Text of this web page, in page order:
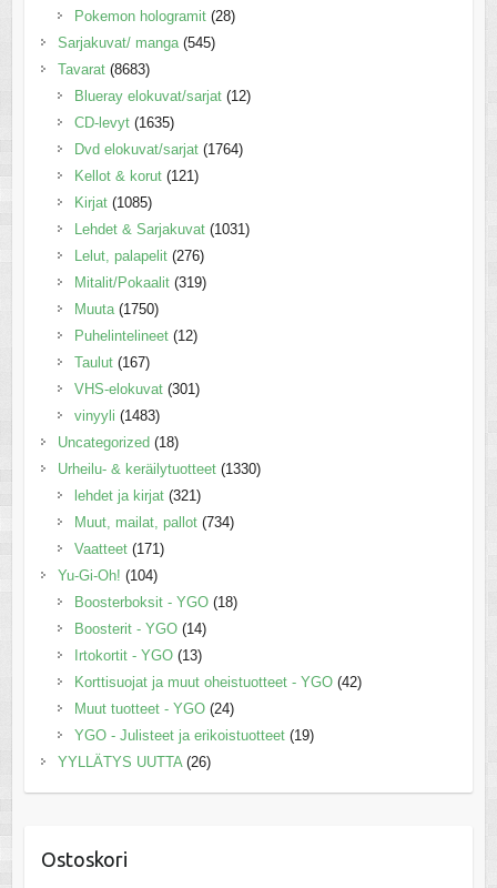
Pokemon hologramit (28)
Sarjakuvat/ manga (545)
Tavarat (8683)
Blueray elokuvat/sarjat (12)
CD-levyt (1635)
Dvd elokuvat/sarjat (1764)
Kellot & korut (121)
Kirjat (1085)
Lehdet & Sarjakuvat (1031)
Lelut, palapelit (276)
Mitalit/Pokaalit (319)
Muuta (1750)
Puhelintelineet (12)
Taulut (167)
VHS-elokuvat (301)
vinyyli (1483)
Uncategorized (18)
Urheilu- & keräilytuotteet (1330)
lehdet ja kirjat (321)
Muut, mailat, pallot (734)
Vaatteet (171)
Yu-Gi-Oh! (104)
Boosterboksit - YGO (18)
Boosterit - YGO (14)
Irtokortit - YGO (13)
Korttisuojat ja muut oheistuotteet - YGO (42)
Muut tuotteet - YGO (24)
YGO - Julisteet ja erikoistuotteet (19)
YYLLÄTYS UUTTA (26)
Ostoskori